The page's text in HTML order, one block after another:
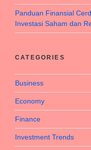
Panduan Finansial
Investasi Saham dan
CATEGORIES
Business
Economy
Finance
Investment Trends